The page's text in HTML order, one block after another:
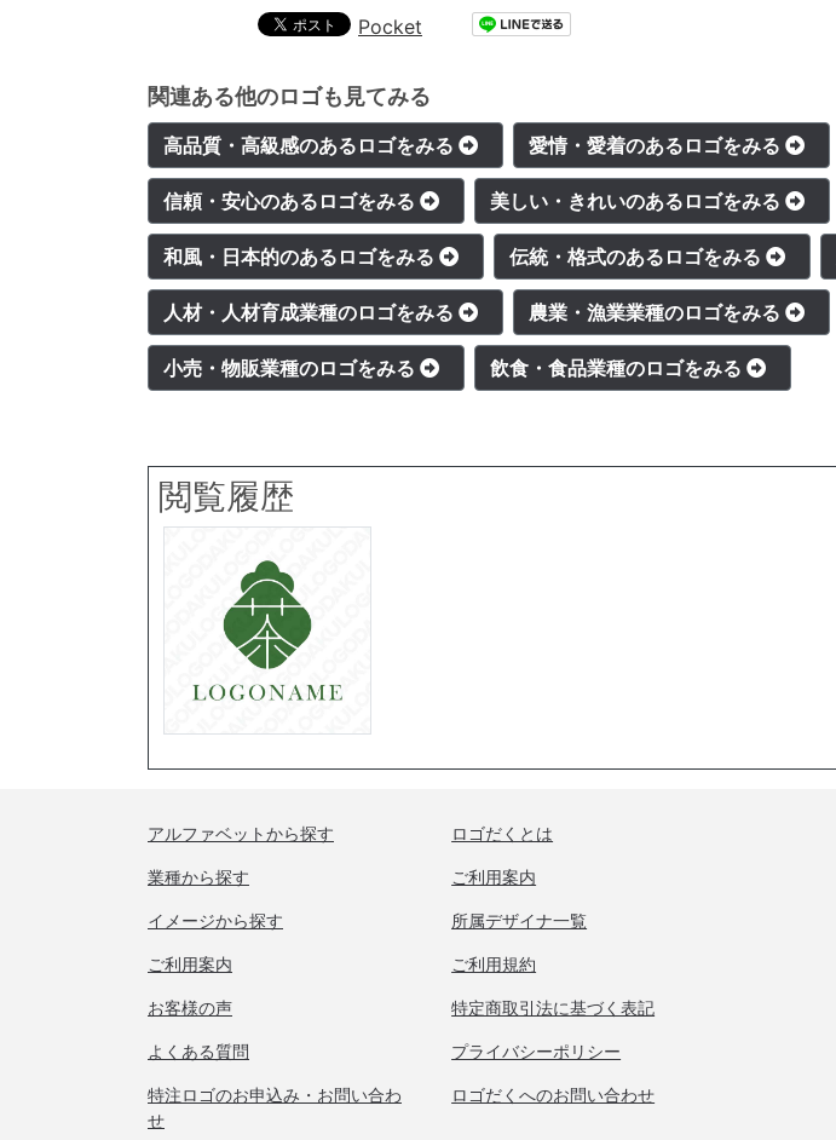
Pocket
関連ある他のロゴも見てみる
高品質・高級感のあるロゴをみる 愛情・愛着のあるロゴをみる
信頼・安心のあるロゴをみる 美しい・きれいのあるロゴをみる
和風・日本的のあるロゴをみる 伝統・格式のあるロゴをみる
人材・人材育成業種のロゴをみる 農業・漁業業種のロゴをみる
小売・物販業種のロゴをみる 飲食・食品業種のロゴをみる
閲覧履歴
アルファベットから探す
業種から探す
イメージから探す
ご利用案内
お客様の声
よくある質問
特注ロゴのお申込み・お問い合わ
せ
ロゴだくとは
ご利用案内
所属デザイナ一覧
ご利用規約
特定商取引法に基づく表記
プライバシーポリシー
ロゴだくへのお問い合わせ